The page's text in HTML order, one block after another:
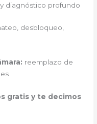
diagnóstico profundo
desbloqueo,
reemplazo de
gratis y te decimos